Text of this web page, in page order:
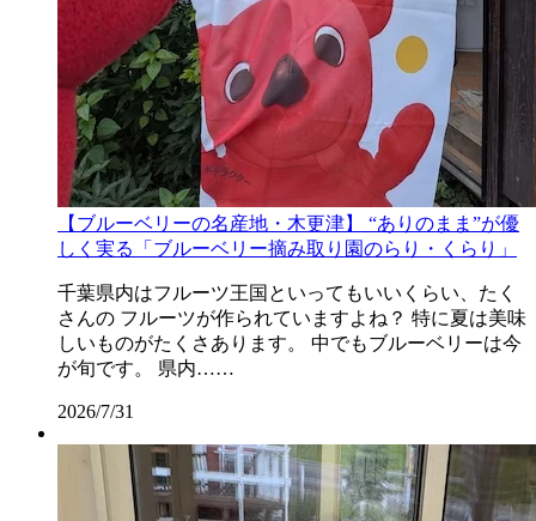
【ブルーベリーの名産地・木更津】 “ありのまま”が優
しく実る「ブルーベリー摘み取り園のらり・くらり」
千葉県内はフルーツ王国といってもいいくらい、たく
さんの フルーツが作られていますよね？ 特に夏は美味
しいものがたくさあります。 中でもブルーベリーは今
が旬です。 県内……
2026/7/31